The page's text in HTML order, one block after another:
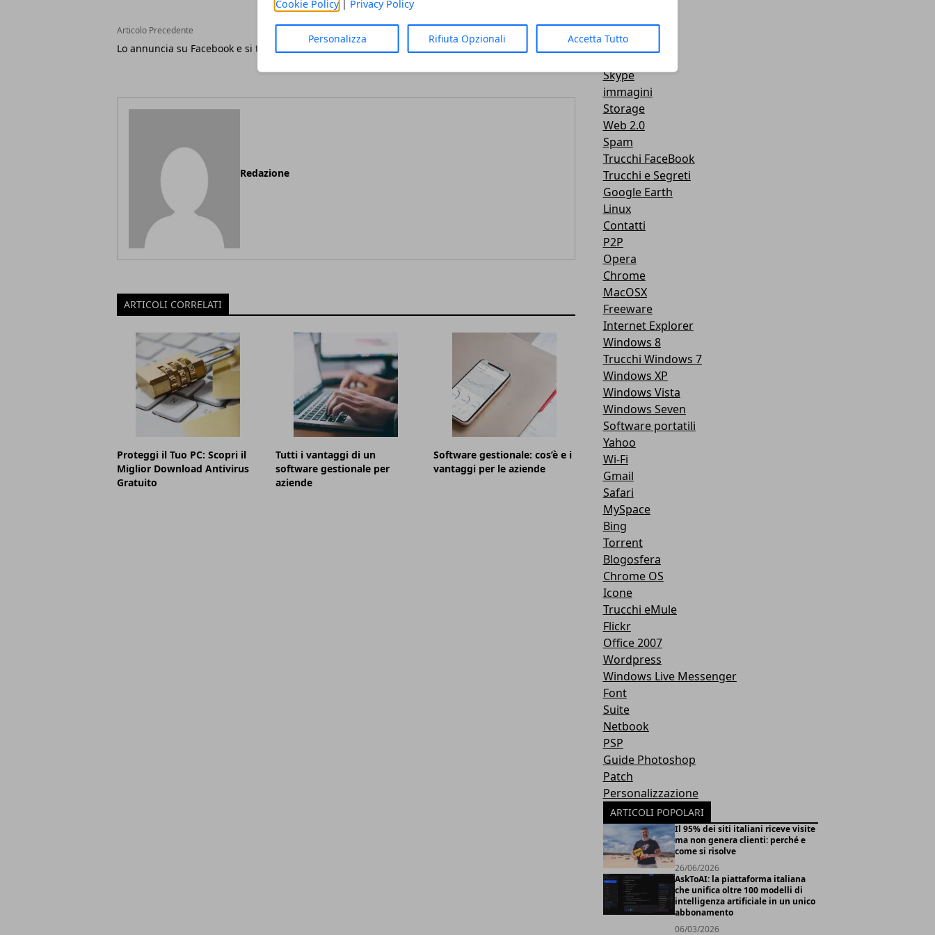
Cookie Policy| Privacy Policy
Personalizza Rifiuta Opzionali Accetta Tutto
Articolo Precedente
Lo annuncia su Facebook e si toglie la vita!
Google Flu Trends - Servizio Sanitario by
Redazione
ARTICOLI CORRELATI
Proteggi il Tuo PC: Scopri il
Miglior Download Antivirus
Gratuito
Tutti i vantaggi di un
software gestionale per
aziende
Software gestionale: cos’è e i
vantaggi per le aziende
3D
Messenger
Skype
immagini
Storage
Web 2.0
Spam
Trucchi FaceBook
Trucchi e Segreti
Google Earth
Linux
Contatti
P2P
Opera
Chrome
MacOSX
Freeware
Internet Explorer
Windows 8
Trucchi Windows 7
Windows XP
Windows Vista
Windows Seven
Software portatili
Yahoo
Wi-Fi
Gmail
Safari
MySpace
Bing
Torrent
Blogosfera
Chrome OS
Icone
Trucchi eMule
Flickr
Office 2007
Wordpress
Windows Live Messenger
Font
Suite
Netbook
PSP
Guide Photoshop
Patch
Personalizzazione
ARTICOLI POPOLARI
Il 95% dei siti italiani riceve visite
ma non genera clienti: perché e
come si risolve
26/06/2026
AskToAI: la piattaforma italiana
che unifica oltre 100 modelli di
intelligenza artificiale in un unico
abbonamento
06/03/2026